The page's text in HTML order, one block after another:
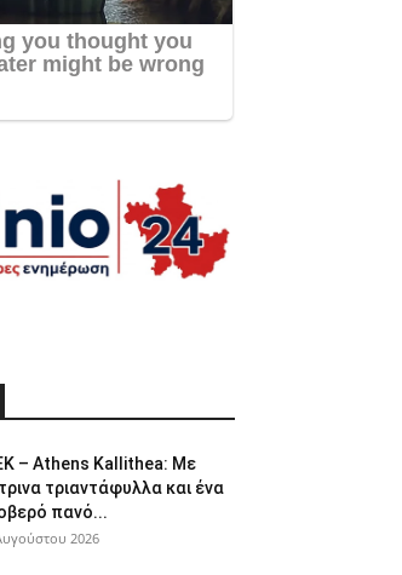
– Athens Kallithea: Με
τριαντάφυλλα και ένα
πανό...
2026